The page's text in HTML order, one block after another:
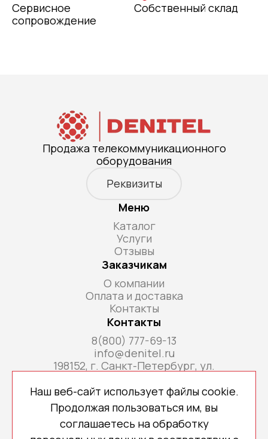
Сервисное
сопровождение
Собственный склад
Продажа телекоммуникационного
оборудования
Реквизиты
Меню
Каталог
Услуги
Отзывы
Заказчикам
О компании
Оплата и доставка
Контакты
Контакты
8(800) 777-69-13
info@denitel.ru
198152, г. Санкт-Петербург, ул.
Н, ком. офис 213А
Наш веб-сайт использует файлы cookie.
Продолжая пользоваться им, вы
соглашаетесь на обработку